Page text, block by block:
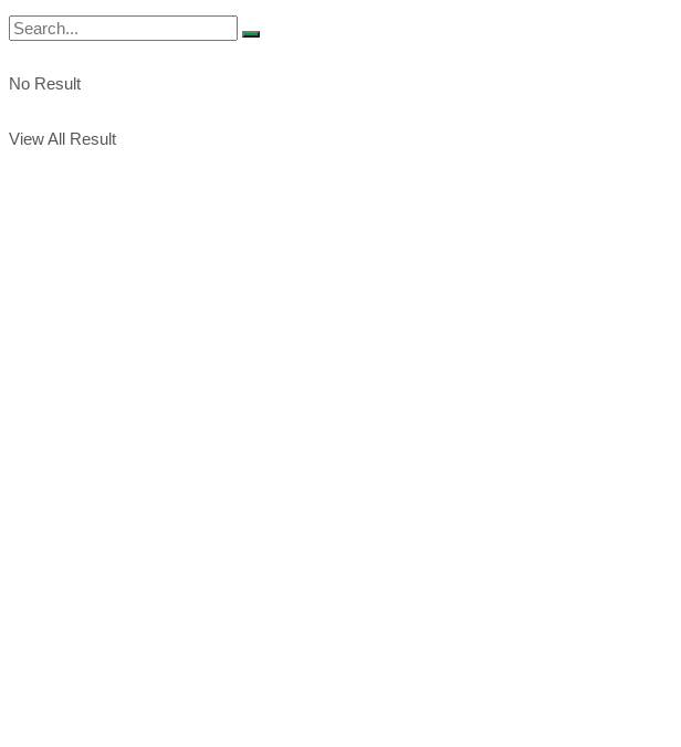
No Result
View All Result